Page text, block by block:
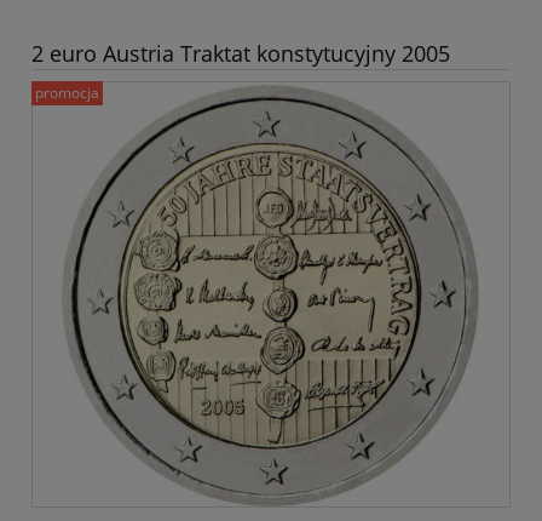
2 euro Austria Traktat konstytucyjny 2005
promocja